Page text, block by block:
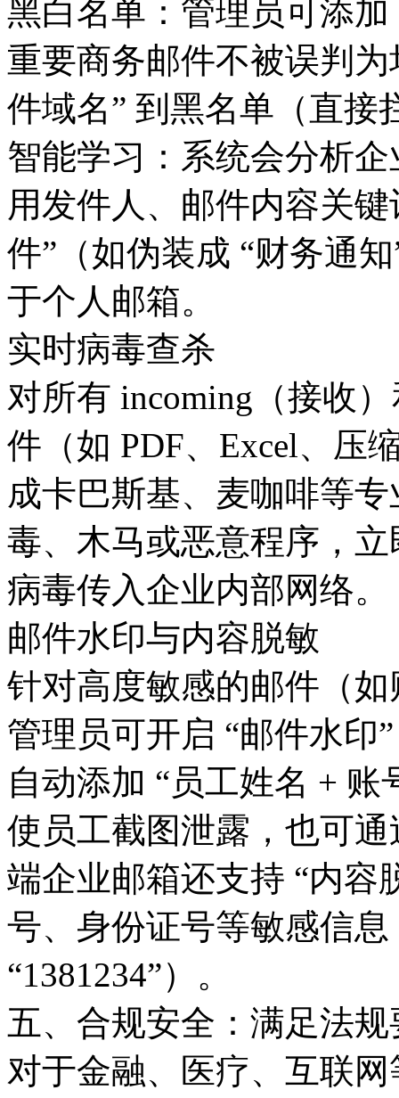
黑白名单：管理员可添
重要商务邮件不被误判
件域名” 到黑名单（直接
智能学习：系统会分析
用发件人、邮件内容关
件”（如伪装成 “财务通
于个人邮箱。
实时病毒查杀
对所有 incoming（接收
件（如 PDF、Excel、压
成卡巴斯基、麦咖啡等
毒、木马或恶意程序，
病毒传入企业内部网络。
邮件水印与内容脱敏
针对高度敏感的邮件（
管理员可开启 “邮件水
自动添加 “员工姓名 +
使员工截图泄露，也可
端企业邮箱还支持 “内容
号、身份证号等敏感信息
“1381234”）。
五、合规安全：满足法
对于金融、医疗、互联